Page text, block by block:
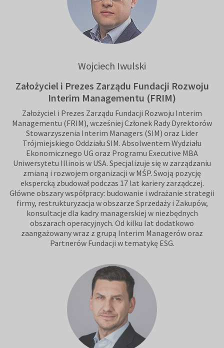
Wojciech Iwulski
Założyciel i Prezes Zarządu Fundacji Rozwoju
Interim Managementu (FRIM)
Założyciel i Prezes Zarządu Fundacji Rozwoju Interim
Managementu (FRIM), wcześniej Członek Rady Dyrektorów
Stowarzyszenia Interim Managers (SIM) oraz Lider
Trójmiejskiego Oddziału SIM. Absolwentem Wydziału
Ekonomicznego UG oraz Programu Executive MBA
Uniwersytetu Illinois w USA. Specjalizuje się w zarządzaniu
zmianą i rozwojem organizacji w MŚP. Swoją pozycję
ekspercką zbudował podczas 17 lat kariery zarządczej.
Główne obszary współpracy: budowanie i wdrażanie strategii
firmy, restrukturyzacja w obszarze Sprzedaży i Zakupów,
konsultacje dla kadry managerskiej w niezbędnych
obszarach operacyjnych. Od kilku lat dodatkowo
zaangażowany wraz z grupą Interim Managerów oraz
Partnerów Fundacji w tematykę ESG.